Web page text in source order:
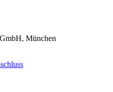
München